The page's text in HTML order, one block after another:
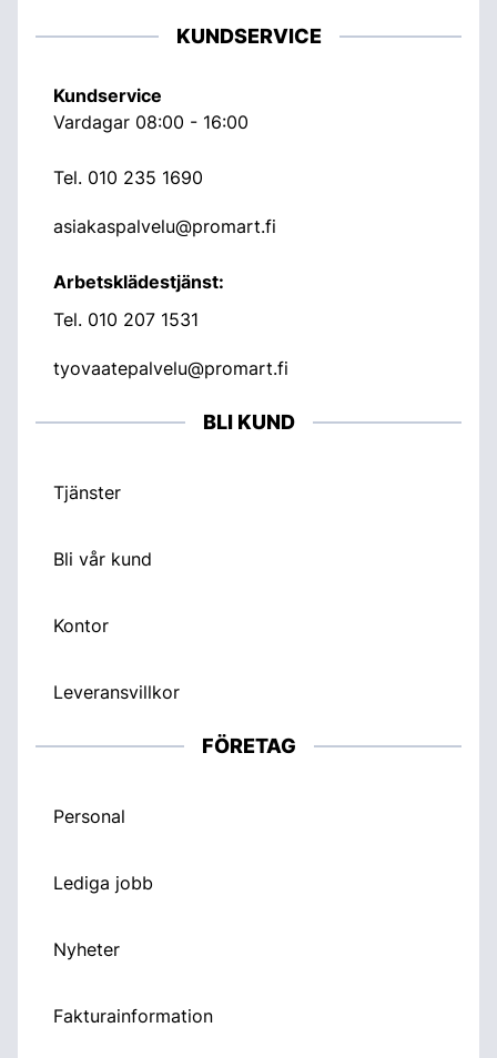
KUNDSERVICE
Kundservice
Vardagar 08:00 - 16:00
Tel. 010 235 1690
asiakaspalvelu@promart.fi
Arbetsklädestjänst:
Tel. 010 207 1531
tyovaatepalvelu@promart.fi
BLI KUND
Tjänster
Bli vår kund
Kontor
Leveransvillkor
FÖRETAG
Personal
Lediga jobb
Nyheter
Fakturainformation